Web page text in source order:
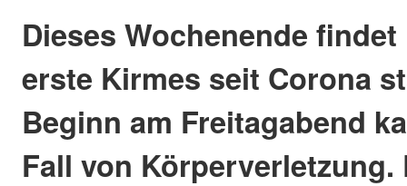
Dieses Wochenende
erste Kirmes seit Corona
Beginn am Freitagabend
Fall von Körperverletzung.